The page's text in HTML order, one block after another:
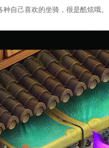
种自己喜欢的坐骑，很是酷炫哦。